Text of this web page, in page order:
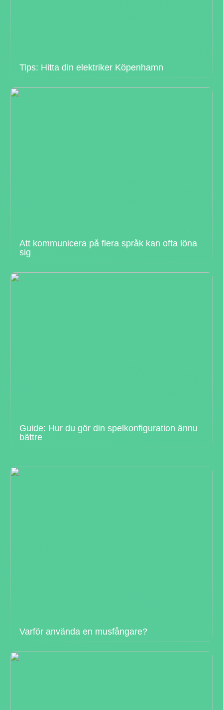
Tips: Hitta din elektriker Köpenhamn
Att kommunicera på flera språk kan ofta löna
sig
Guide: Hur du gör din spelkonfiguration ännu
bättre
Varför använda en musfångare?